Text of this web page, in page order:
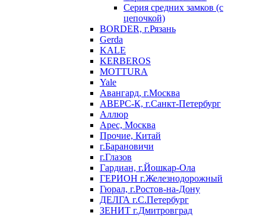
Серия средних замков (с
цепочкой)
BORDER, г.Рязань
Gerda
KALE
KERBEROS
MOTTURA
Yale
Авангард, г.Москва
АВЕРС-К, г.Санкт-Петербург
Аллюр
Арес, Москва
Прочие, Китай
г.Барановичи
г.Глазов
Гардиан, г.Йошкар-Ола
ГЕРИОН г.Железнодорожный
Гюрал, г.Ростов-на-Дону
ДЕЛГА г.С.Петербург
ЗЕНИТ г.Дмитровград